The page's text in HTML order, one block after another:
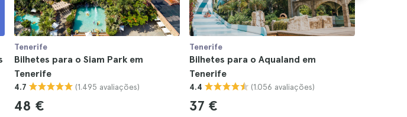
Tenerife
Bilhetes para o Siam Park em
Tenerife
4.7 (1.495 avaliações)
48 €
Tenerife
Bilhetes para o Aqualand em
Tenerife
4.4 (1.056 avaliações)
37 €